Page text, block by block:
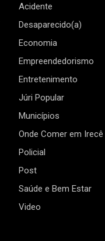
Acidente
Desaparecido(a)
Economia
Empreendedorismo
Entretenimento
Júri Popular
Municípios
Onde Comer em Irecê
Policial
Post
Saúde e Bem Estar
Video